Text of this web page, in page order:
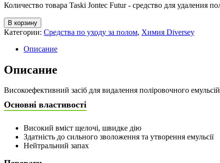
Количество товара Taski Jontec Futur - средство для удаления
В корзину
Категории: Средства по уходу за полом, Химия Diversey
Описание
Описание
Високоефективний засіб для видалення поліровочного
Основні властивості
Високий вміст щелочі, швидке дію
Здатність до сильного зволоження та утворення емульсії
Нейтральний запах